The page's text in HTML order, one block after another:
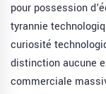
pour possession
tyrannie
curiosité
distinction aucune
commerciale